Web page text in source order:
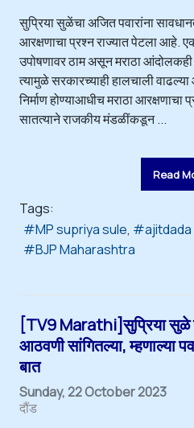
सुप्रिया सुळेंचा अजित पवारांना
आरक्षणाचा प्रश्न राज्यात पेटला आहे.
उपोषणावर ठाम असून मराठा
त्यामुळे सरकारच्याही हालचाली
निर्माण होण्याआधीच मराठा
सातत्याने राजकीय मंडळींकडून ...
Read
Tags:
MP supriya sule
BJP Maharashtra
[TV9 Marathi]सुप्रिया सुळे
आठवणी सांगितल्या, म्हणाल्या
बात
Sunday, 22 October 2023
दौंड